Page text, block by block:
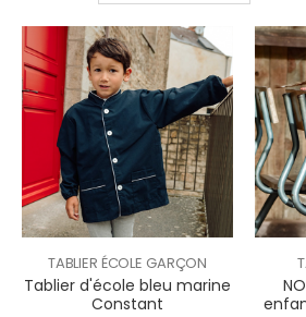
TABLIER ÉCOLE GARÇON
Tablier d'école bleu marine
Constant